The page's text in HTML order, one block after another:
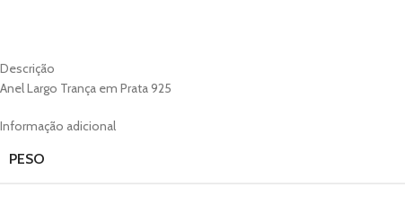
Descrição
Anel Largo Trança em Prata 925
Informação adicional
PESO